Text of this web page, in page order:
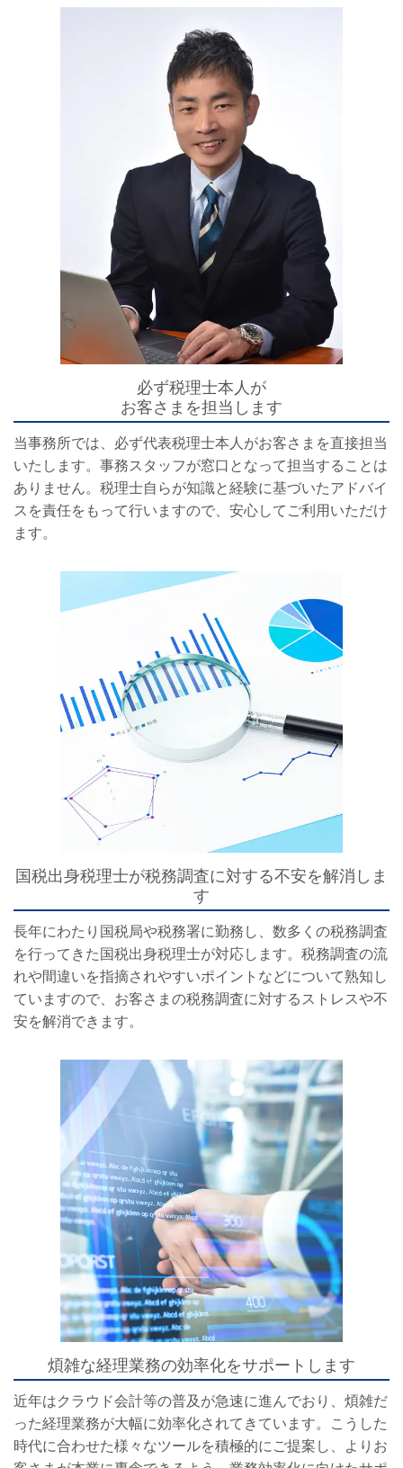
必ず税理士本人が
お客さまを担当します
当事務所では、必ず代表税理士本人がお客さまを直接担当
いたします。事務スタッフが窓口となって担当することは
ありません。税理士自らが知識と経験に基づいたアドバイ
スを責任をもって行いますので、安心してご利用いただけ
ます。
国税出身税理士が税務調査に対する不安を解消しま
す
長年にわたり国税局や税務署に勤務し、数多くの税務調査
を行ってきた国税出身税理士が対応します。税務調査の流
れや間違いを指摘されやすいポイントなどについて熟知し
ていますので、お客さまの税務調査に対するストレスや不
安を解消できます。
煩雑な経理業務の効率化をサポートします
近年はクラウド会計等の普及が急速に進んでおり、煩雑だ
った経理業務が大幅に効率化されてきています。こうした
時代に合わせた様々なツールを積極的にご提案し、よりお